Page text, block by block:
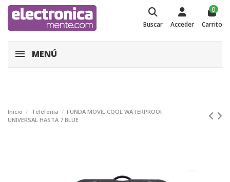
Buscar Acceder
0
Carrito
MENÚ
Inicio Telefonía
FUNDA MOVIL COOL WATERPROOF
UNIVERSAL HASTA 7 BLUE